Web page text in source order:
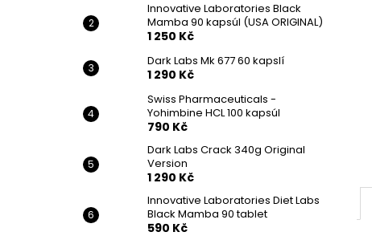
Innovative Laboratories Black
Mamba 90 kapsúl (USA ORIGINAL)
1 250 Kč
Dark Labs Mk 677 60 kapslí
1 290 Kč
Swiss Pharmaceuticals -
Yohimbine HCL 100 kapsúl
790 Kč
Dark Labs Crack 340g Original
Version
1 290 Kč
Innovative Laboratories Diet Labs
Black Mamba 90 tablet
590 Kč